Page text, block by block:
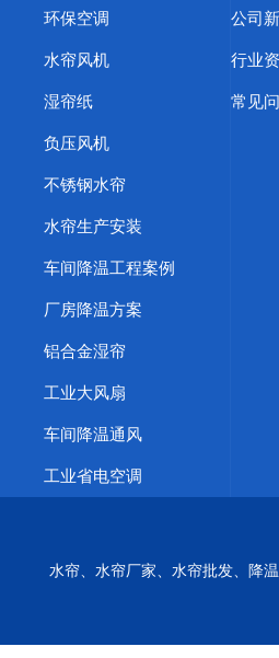
环保空调
水帘风机
湿帘纸
负压风机
不锈钢水帘
水帘生产安装
车间降温工程案例
厂房降温方案
铝合金湿帘
工业大风扇
车间降温通风
工业省电空调
公司
行业
常见
水帘、水帘厂家、水帘批发、降